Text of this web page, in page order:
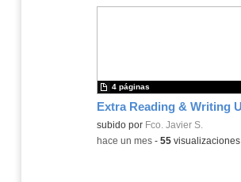
Contenido educativo.
subido por Fco. Javier S.
4 páginas
-hace un mes- 55visualizaciones